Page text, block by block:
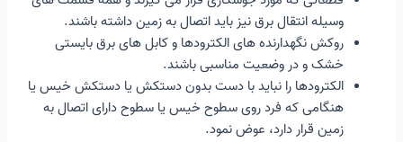
وسیله انتقال برق نیز باید اتصال به زمین داشته باشند.
روکش نگهدارنده های الکترودها و کابل های برق بایستی
خشک و در وضعیت مناسبی باشند.
الکترودها را نباید با دست بدون دستکش یا دستکش خیس یا
هنگامی که فرد روی سطوح خیس یا سطوح دارای اتصال به
زمین قرار دارد، عوض نمود.